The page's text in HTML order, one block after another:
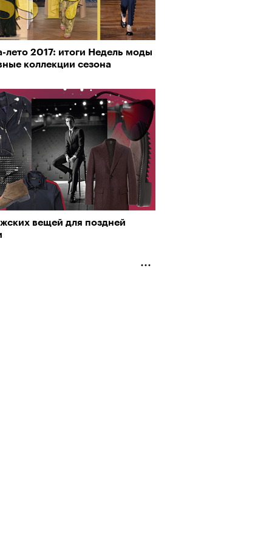
лето 2017: итоги Недель моды
коллекции сезона
вещей для поздней
2025: перестрелки в
ли прийти
спорт без